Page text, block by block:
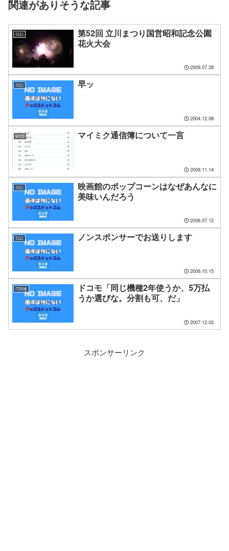
関連がありそうな記事
日記
第52回 立川まつり国営昭和記念公園
花火大会
2009.07.28
日記 早ッ
2004.12.08
WEB マイミク通信簿について一言
2009.11.14
日記
映画館のポップコーンはなぜあんなに
美味いんだろう
2006.07.12
日記 ノンスポンサーでお送りします
2006.10.15
IT関連
ドコモ「同じ機種2年使うか、5万払
うか選びな。分割も可、だ」
2007.12.02
スポンサーリンク